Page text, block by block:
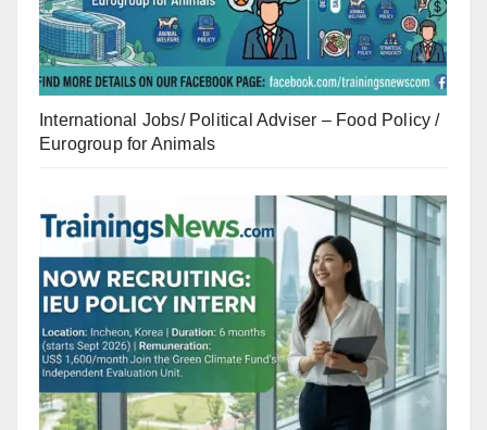
International Jobs/ Political Adviser – Food Policy /
Eurogroup for Animals